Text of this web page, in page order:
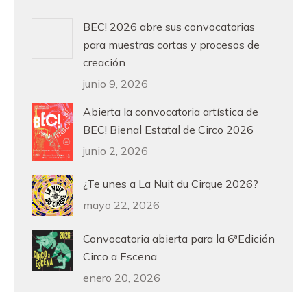
BEC! 2026 abre sus convocatorias
para muestras cortas y procesos de
creación
junio 9, 2026
Abierta la convocatoria artística de
BEC! Bienal Estatal de Circo 2026
junio 2, 2026
¿Te unes a La Nuit du Cirque 2026?
mayo 22, 2026
Convocatoria abierta para la 6ªEdición
Circo a Escena
enero 20, 2026